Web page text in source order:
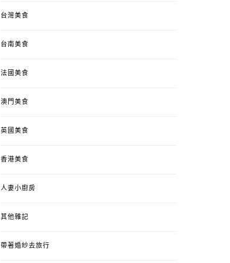
台灣美食
台南美食
法國美食
澳門美食
英國美食
香港美食
人妻小廚房
其他雜記
帶著婚紗去旅行